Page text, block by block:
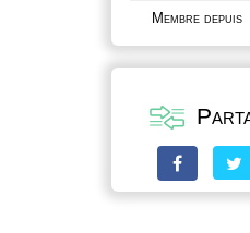
Membre depuis